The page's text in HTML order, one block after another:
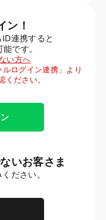
ン！
連携すると
です。
い方へ
ログイン連携」より
ください。
いお客さま
ださい。